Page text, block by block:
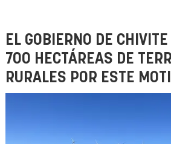
EL GOBIERNO DE
700 HECTÁREAS DE
RURALES POR ESTE